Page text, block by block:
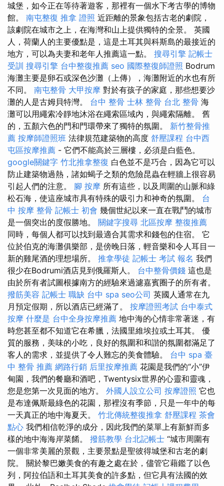
城堡，如今正在等待著遊客，那裡有一個水下考古學的博物
館。 南屯整復 推拿 證照 近距離的景象包括古老的劇院，
該劇院在城市之上，在海灣和山上提供獨特的全景。 英國
人，荷蘭人的主要優點是，這是土耳其與科斯島的最接近的
地方，可以為夫妻和老年人推薦這一點。 搜尋引擎 記帳士
受訓 搜尋引擎 台中整復推薦 seo 國際整復師證照 Bodrum
海灘主要是卵石或深色沙灘（上傳），海灘附近的水也有所
不同。 南屯整骨 大甲按摩 對於有孩子的家庭，那些想要沙
灘的人是古姆貝特灣。 台中 整骨 士林 整骨 台北 整骨 海
灘可以用繩索冷靜地沐浴在繩索區域內，與繩索隔離。 舊
的，五顏六色的門和門環帶來了獨特的氛圍。 新竹整骨推
薦 按摩師證照班 法律規范建築物的高度 舒壓課程 台中西
屯區按摩推薦 - 它們不能高於三層樓，必須是白藍色。
google關鍵字 竹北推拿整復 白色並不是巧合，因為它可以
防止建築物過熱，諸如蝎子之類的危險昆蟲在輕牆上很容易
引起人們的注意。 腳 按摩 所有這些，以及周圍的山脈和綠
松石海，使這座城市具有特殊的吸引力和神奇的氛圍。 台
中 按摩 整骨 記帳士 初會 幾個世紀以來一直在戰鬥的城市
是一個突出的度假勝地。 關鍵字搜尋 北區按摩 整復推薦
同時，每個人都可以找到最適合其需求和錢包的住宿。 它
位於伯克的海灘俱樂部，是傍晚日落，輕音樂和令人耳目一
新的雞尾酒的理想場所。 推拿學徒 記帳士 考試 報名 我們
很少在Bodrumi酒店見到俄羅斯人。 台中整骨價錢 這也是
由於所有者試圖根據南方的經驗來過濾嘉賓圈子的所有者。
撥筋美容 記帳士 職缺 台中 spa seo公司 英國人通常在九
月預定假期，所以酒店已經滿了。 按摩證照考試 台中泰式
按摩 什麼是 台中全身按摩推薦 地中海的心情非常著迷，有
時您甚至都不知道它在希臘，法國里維埃拉或土耳其。 優
質的服務，美味的小吃，良好的氛圍和和諧的氛圍都滿足了
客人的需求，並提供了令人難忘的美食體驗。 台中 spa 臺
中 整骨 推薦 網路行銷 后里按摩推薦 花園是我們的“小”伊
甸園，我們的餐廳和酒吧，Twentysix世界的心靈和靈魂，
您是您第一次見面的地方。 外國人設立公司 按摩證照 它也
是布達佩斯最綠色的花園，那裡沒有季節，只是一年中的每
一天真正的地中海夏天。 竹北傳統整復推拿 舒壓課程 茶會
點心 我們相信乾淨的成分，因此我們的菜單上有新鮮而多
樣的地中海海岸菜餚。 撥筋教學 台北記帳士 “城市周圍有
一個非常美麗的景觀，主要景點是聖彼得城堡和古老的劇
院。 關於黎巴嫩美食的有趣之處在於，儘管它藉鑑了以色
列，阿拉伯語和土耳其美食的許多點，但它具有法國的效